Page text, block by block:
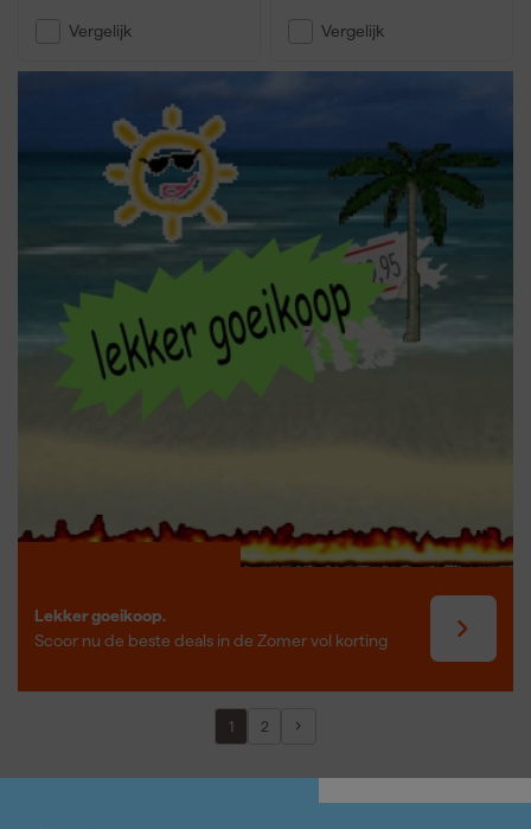
Vergelijk Vergelijk
Lekker goeikoop.
Scoor nu de beste deals in de Zomer vol korting
1 2